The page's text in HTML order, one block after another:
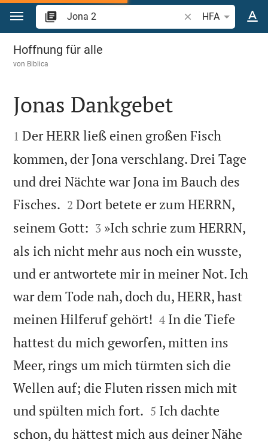
Zum Inhalt springen
Bibelstelle oder
HFA
Jona 2
Hoffnung für alle
von Biblica

Jonas Dankgebet

1 Der HERR ließ einen großen Fisch
kommen, der Jona verschlang. Drei Tage
und drei Nächte war Jona im Bauch des
Fisches. 

2 Dort betete er zum HERRN,
seinem Gott: 

3 »Ich schrie zum HERRN,
als ich nicht mehr aus noch ein wusste,
und er antwortete mir in meiner Not. Ich
war dem Tode nah, doch du, HERR, hast
meinen Hilferuf gehört! 

4 In die Tiefe
hattest du mich geworfen, mitten ins
Meer, rings um mich türmten sich die
Wellen auf; die Fluten rissen mich mit
und spülten mich fort. 

5 Ich dachte
schon, du hättest mich aus deiner Nähe